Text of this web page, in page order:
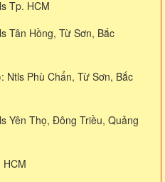
Ntls Tp. HCM
Tân Hồng, Từ Sơn, Bắc
Phù Chẩn, Từ Sơn, Bắc
Yên Thọ, Đông Triều, Quảng
HCM